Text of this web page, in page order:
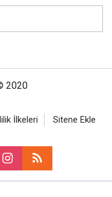
2020
İlkeleri Sitene Ekle